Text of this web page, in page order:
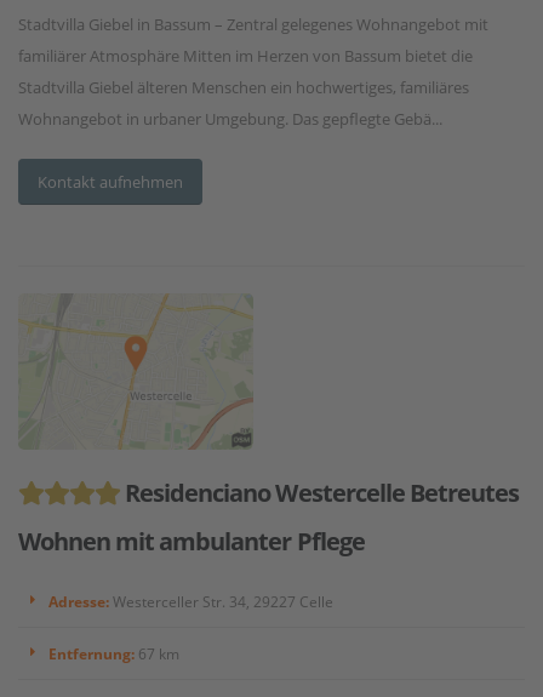
Stadtvilla Giebel in Bassum – Zentral gelegenes Wohnangebot mit
familiärer Atmosphäre Mitten im Herzen von Bassum bietet die
Stadtvilla Giebel älteren Menschen ein hochwertiges, familiäres
Wohnangebot in urbaner Umgebung. Das gepflegte Gebä...
Kontakt aufnehmen
Residenciano Westercelle Betreutes
Wohnen mit ambulanter Pflege
Adresse:Westerceller Str. 34, 29227 Celle
Entfernung: 67 km